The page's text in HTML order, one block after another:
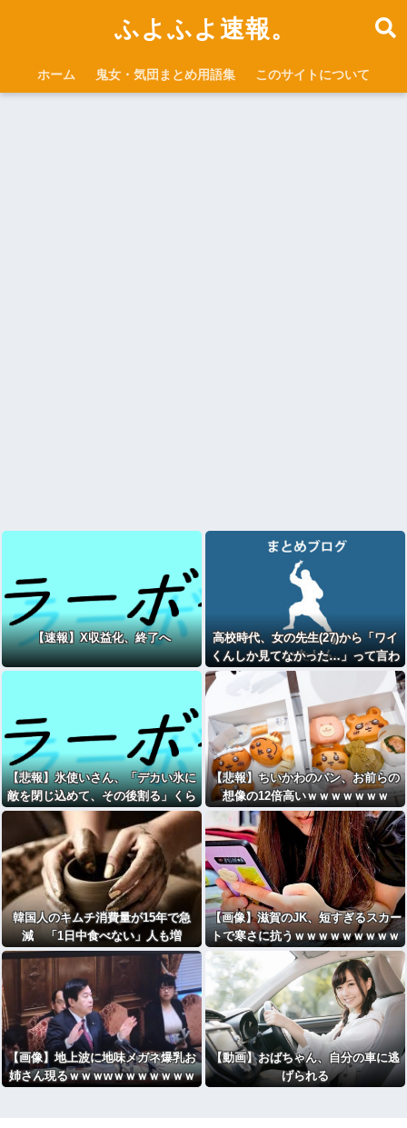
ふよふよ速報。
ホーム 鬼女・気団まとめ用語集 このサイトについて
【速報】X収益化、終了へ
高校時代、女の先生(27)から「ワイ
くんしか見てなかった…」って言わ
れたんやけど
【悲報】氷使いさん、「デカい氷に
敵を閉じ込めて、その後割る」くら
いしか技が無い……
【悲報】ちいかわのパン、お前らの
想像の12倍高いｗｗｗｗｗｗｗ
韓国人のキムチ消費量が15年で急
減 「1日中食べない」人も増
加・・・
【画像】滋賀のJK、短すぎるスカー
トで寒さに抗うｗｗｗｗｗｗｗｗｗ
ｗ
【画像】地上波に地味メガネ爆乳お
姉さん現るｗｗｗwｗｗｗｗｗｗｗ
【動画】おばちゃん、自分の車に逃
げられる